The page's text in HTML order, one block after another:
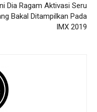
Dia Ragam Aktivasi Seru
Bakal Ditampilkan Pada
IMX 2019